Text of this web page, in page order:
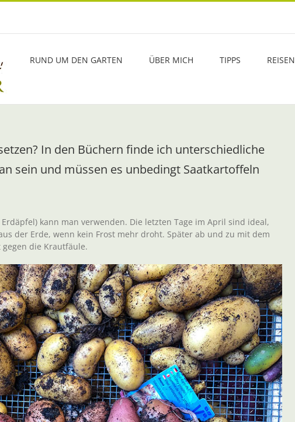
RUND UM DEN GARTEN ÜBER MICH TIPPS REISEN
In den Büchern finde ich unterschiedliche
sein und müssen es unbedingt Saatkartoffeln
kann man verwenden. Die letzten Tage im April sind ideal,
der Erde, wenn kein Frost mehr droht. Später ab und zu mit dem
die Krautfäule.